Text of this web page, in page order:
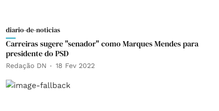
diario-de-noticias
Carreiras sugere "senador" como Marques Mendes para
presidente do PSD
Redação DN 18 Fev 2022